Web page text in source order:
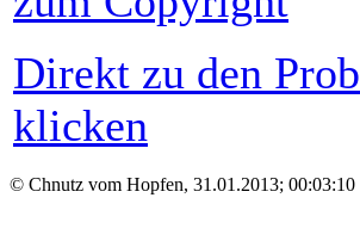
Direkt zu den
klicken
© Chnutz vom Hopfen, 31.01.2013;